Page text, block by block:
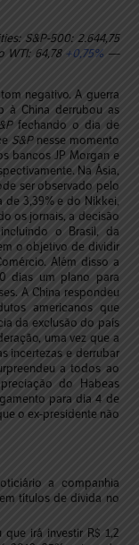
S&P-500: 2.644,75
WTI: 64,78 +0,75% —
negativo. A guerra
à China derrubou as
fechando o dia de
S&Pnesse momento
bancos JP Morgan e
Na Ásia,
ser observado pelo
3,39% e do Nikkei,
os jornais, a decisão
o Brasil, da
o objetivo de dividir
Além disso a
dias um plano para
A China respondeu
americanos que
da exclusão do país
uma vez que a
incertezas e derrubar
a todos ao
do Habeas
para dia 4 de
o ex-presidente não
a companhia
títulos de dívida no
irá investir R$ 1,2